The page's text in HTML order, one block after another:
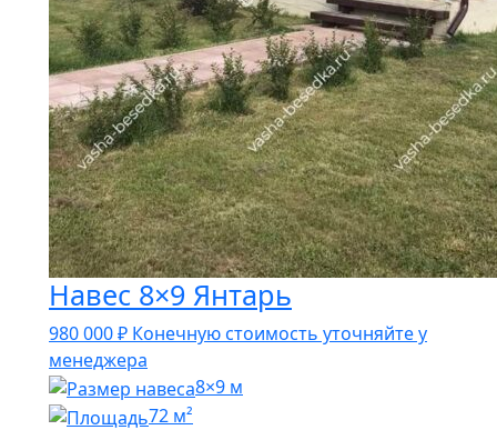
Навес 8×9 Янтарь
980 000₽ Конечную стоимость уточняйте у
менеджера
8×9 м
72 м²